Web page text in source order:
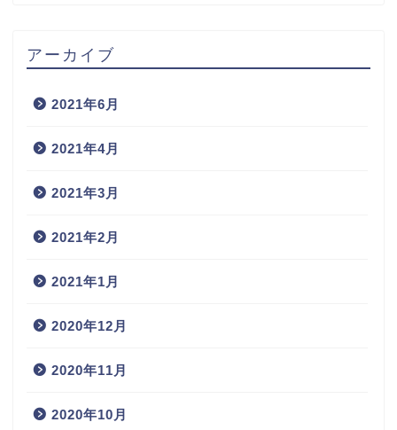
アーカイブ
2021年6月
2021年4月
2021年3月
2021年2月
2021年1月
2020年12月
2020年11月
2020年10月